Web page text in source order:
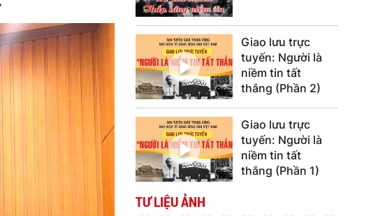
Giao lưu trực
tuyến: Người là
niềm tin tất
thắng (Phần 2)
Giao lưu trực
tuyến: Người là
niềm tin tất
thắng (Phần 1)
TƯ LIỆU ẢNH